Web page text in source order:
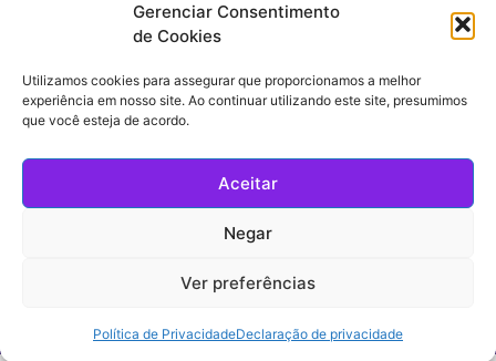
Gerenciar Consentimento
de Cookies
Utilizamos cookies para assegurar que proporcionamos a melhor
experiência em nosso site. Ao continuar utilizando este site, presumimos
que você esteja de acordo.
Aceitar
Negar
Ver preferências
Política de PrivacidadeDeclaração de privacidade
e-Safer (C) Todos os direitos reservados | Desenvolvido porWeb Solution